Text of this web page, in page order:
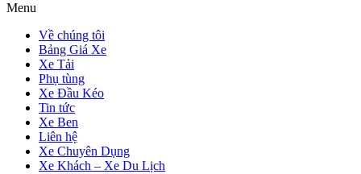
Menu
Về chúng tôi
Bảng Giá Xe
Xe Tải
Phụ tùng
Xe Đầu Kéo
Tin tức
Xe Ben
Liên hệ
Xe Chuyên Dụng
Xe Khách – Xe Du Lịch